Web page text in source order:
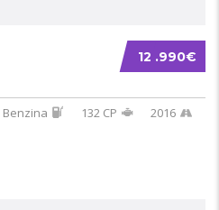
12 .990€
Benzina 132 CP
2016